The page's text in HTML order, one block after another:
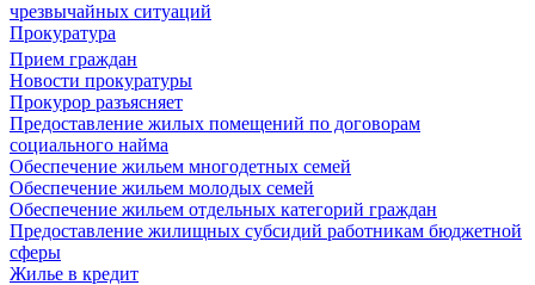
чрезвычайных ситуаций
Прокуратура
Прием граждан
Новости прокуратуры
Прокурор разъясняет
Предоставление жилых помещений по договорам
социального найма
Обеспечение жильем многодетных семей
Обеспечение жильем молодых семей
Обеспечение жильем отдельных категорий граждан
Предоставление жилищных субсидий работникам бюджетной
сферы
Жилье в кредит